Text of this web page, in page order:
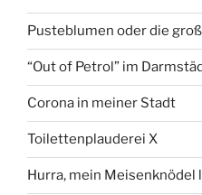
liebst”“
Pusteblumen oder die
“Out of Petrol” im
Corona in meiner Stadt
Toilettenplauderei X
Hurra, mein Meisenknödel